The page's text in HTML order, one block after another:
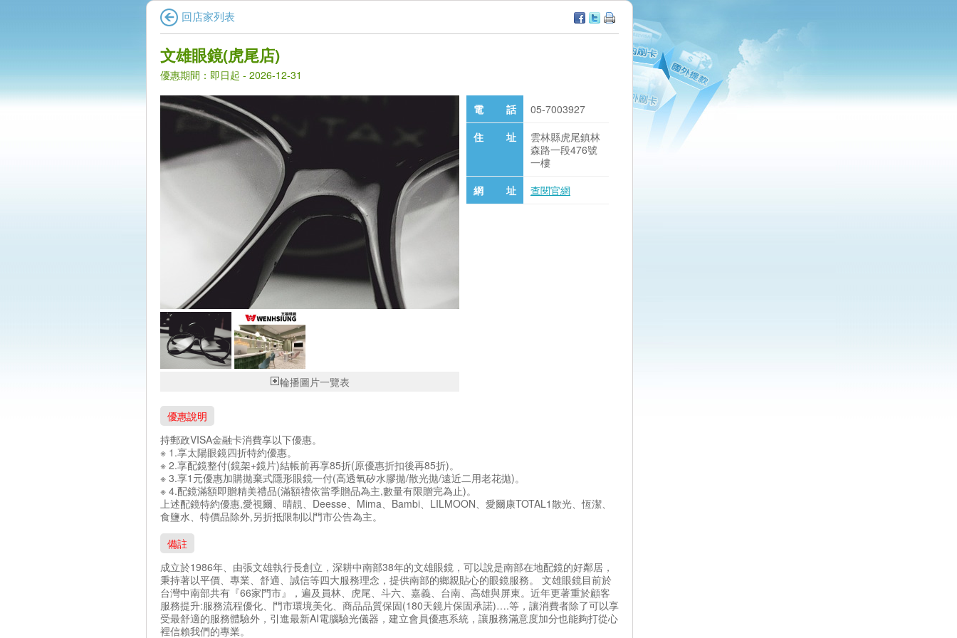
回店家列表
文雄眼鏡(虎尾店)
優惠期間：即日起 - 2026-12-31
輪播圖片一覽表
電 話
05-7003927
住 址
雲林縣虎尾鎮林
森路一段476號
一樓
網 址
查閱官網
優惠說明
持郵政VISA金融卡消費享以下優惠。
※ 1.享太陽眼鏡四折特約優惠。
※ 2.享配鏡整付(鏡架+鏡片)結帳前再享85折(原優惠折扣後再85折)。
※ 3.享1元優惠加購拋棄式隱形眼鏡一付(高透氧矽水膠拋/散光拋/遠近二用老花拋)。
※ 4.配鏡滿額即贈精美禮品(滿額禮依當季贈品為主,數量有限贈完為止)。
上述配鏡特約優惠,愛視爾、晴靚、Deesse、Mima、Bambi、LILMOON、愛爾康TOTAL1散光、恆潔、
食鹽水、特價品除外,另折抵限制以門市公告為主。
備註
成立於1986年、由張文雄執行長創立，深耕中南部38年的文雄眼鏡，可以說是南部在地配鏡的好鄰居，
秉持著以平價、專業、舒適、誠信等四大服務理念，提供南部的鄉親貼心的眼鏡服務。 文雄眼鏡目前於
台灣中南部共有『66家門市』，遍及員林、虎尾、斗六、嘉義、台南、高雄與屏東。近年更著重於顧客
服務提升:服務流程優化、門市環境美化、商品品質保固(180天鏡片保固承諾)….等，讓消費者除了可以享
受最舒適的服務體驗外，引進最新AI電腦驗光儀器，建立會員優惠系統，讓服務滿意度加分也能夠打從心
裡信賴我們的專業。